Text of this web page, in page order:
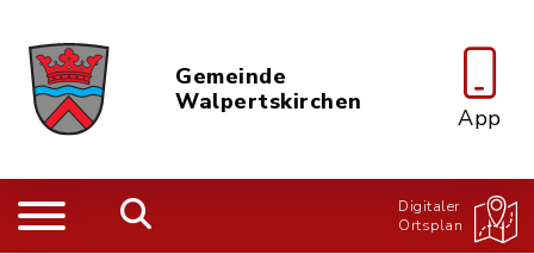
Gemeinde
Walpertskirchen
App
Digitaler
Ortsplan